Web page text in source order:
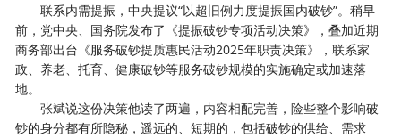
联系内需提振，中央提议“以超旧例力度提振国内破钞”。稍早
前，党中央、国务院发布了《提振破钞专项活动决策》，叠加近期
商务部出台《服务破钞提质惠民活动2025年职责决策》，联系家
政、养老、托育、健康破钞等服务破钞规模的实施确定或加速落
地。
张斌说这份决策他读了两遍，内容相配完善，险些整个影响破
钞的身分都有所隐秘，遥远的、短期的，包括破钞的供给、需求